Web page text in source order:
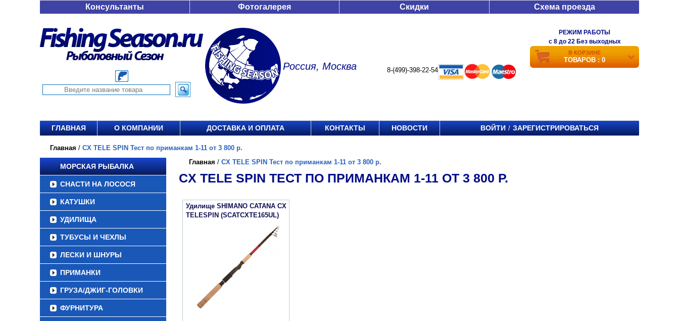
Консультанты Фотогалерея Скидки Схема проезда
Россия, Москва 8-(499)-398-22-54
РЕЖИМ РАБОТЫ
c 8 до 22 Без выходных
В КОРЗИНЕ
ТОВАРОВ : 0
ГЛАВНАЯ О КОМПАНИИ ДОСТАВКА И ОПЛАТА КОНТАКТЫ НОВОСТИ ВОЙТИ / ЗАРЕГИСТРИРОВАТЬСЯ
Главная / CX TELE SPIN Тест по приманкам 1-11 от 3 800 р.
МОРСКАЯ РЫБАЛКА
СНАСТИ НА ЛОСОСЯ
КАТУШКИ
УДИЛИЩА
ТУБУСЫ И ЧЕХЛЫ
ЛЕСКИ И ШНУРЫ
ПРИМАНКИ
ГРУЗА/ДЖИГ-ГОЛОВКИ
ФУРНИТУРА
Главная / CX TELE SPIN Тест по приманкам 1-11 от 3 800 р.
CX TELE SPIN ТЕСТ ПО ПРИМАНКАМ 1-11 ОТ 3 800 Р.
Удилище SHIMANO CATANA CX
TELESPIN (SCATCXTE165UL)